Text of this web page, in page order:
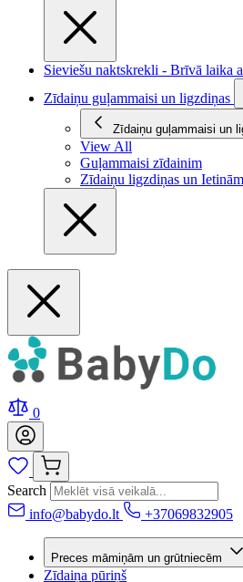
Sieviešu naktskrekli - Brīvā laika
Zīdaiņu guļammaisi un ligzdiņas
Zīdaiņu guļammaisi un
View All
Guļammaisi zīdainim
Zīdaiņu ligzdiņas un
0
Search
info@babydo.lt
+37069832905
Preces māmiņām un grūtniecēm
Zīdaiņa pūriņš